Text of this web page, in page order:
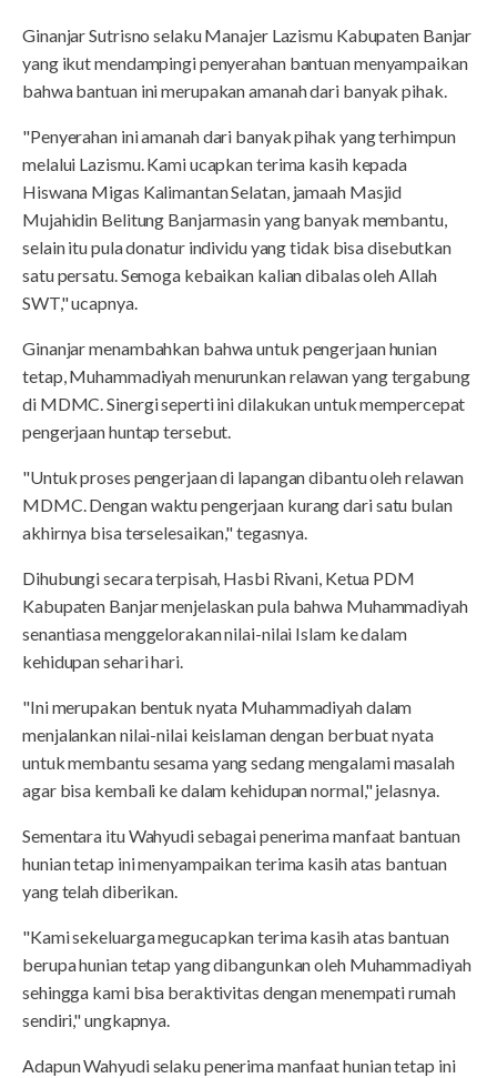
Ginanjar Sutrisno selaku Manajer Lazismu Kabupaten Banjar
yang ikut mendampingi penyerahan bantuan menyampaikan
bahwa bantuan ini merupakan amanah dari banyak pihak.
"Penyerahan ini amanah dari banyak pihak yang terhimpun
melalui Lazismu. Kami ucapkan terima kasih kepada
Hiswana Migas Kalimantan Selatan, jamaah Masjid
Mujahidin Belitung Banjarmasin yang banyak membantu,
selain itu pula donatur individu yang tidak bisa disebutkan
satu persatu. Semoga kebaikan kalian dibalas oleh Allah
SWT," ucapnya.
Ginanjar menambahkan bahwa untuk pengerjaan hunian
tetap, Muhammadiyah menurunkan relawan yang tergabung
di MDMC. Sinergi seperti ini dilakukan untuk mempercepat
pengerjaan huntap tersebut.
"Untuk proses pengerjaan di lapangan dibantu oleh relawan
MDMC. Dengan waktu pengerjaan kurang dari satu bulan
akhirnya bisa terselesaikan," tegasnya.
Dihubungi secara terpisah, Hasbi Rivani, Ketua PDM
Kabupaten Banjar menjelaskan pula bahwa Muhammadiyah
senantiasa menggelorakan nilai-nilai Islam ke dalam
kehidupan sehari hari.
"Ini merupakan bentuk nyata Muhammadiyah dalam
menjalankan nilai-nilai keislaman dengan berbuat nyata
untuk membantu sesama yang sedang mengalami masalah
agar bisa kembali ke dalam kehidupan normal," jelasnya.
Sementara itu Wahyudi sebagai penerima manfaat bantuan
hunian tetap ini menyampaikan terima kasih atas bantuan
yang telah diberikan.
"Kami sekeluarga megucapkan terima kasih atas bantuan
berupa hunian tetap yang dibangunkan oleh Muhammadiyah
sehingga kami bisa beraktivitas dengan menempati rumah
sendiri," ungkapnya.
Adapun Wahyudi selaku penerima manfaat hunian tetap ini